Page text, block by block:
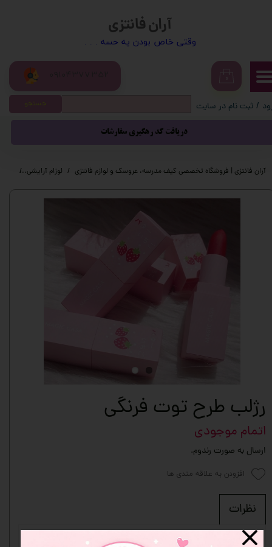
آران فانتزی
​​وقتی خاص بودن یه حسه . . .
/ ثبت نام در سایت
سفارشات
خروج از حساب کاربری
دریافت کد رهگیری سفارشات
جستجو
آران فانتزی | فروشگاه تخصصی کیف مدرسه، عروسک و لوازم فانتزی لوزام آرایشی
رژلب طرح توت فرنگی
اتمام موجودی
ارسال به صورت رندوم.
افزودن به علاقه مندی ها
نظرات